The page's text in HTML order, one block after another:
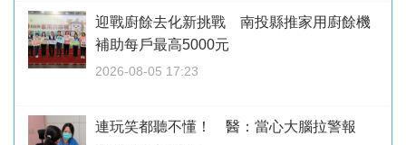
迎戰廚餘去化新挑戰 南投縣推家用廚餘機
補助每戶最高5000元
2026-08-05 17:23
連玩笑都聽不懂！ 醫：當心大腦拉警報